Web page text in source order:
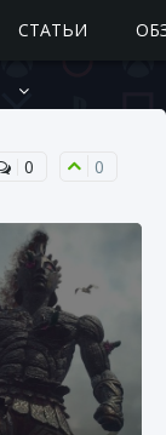
СТАТЬИ
1
0 0